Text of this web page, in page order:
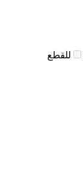
للقطع